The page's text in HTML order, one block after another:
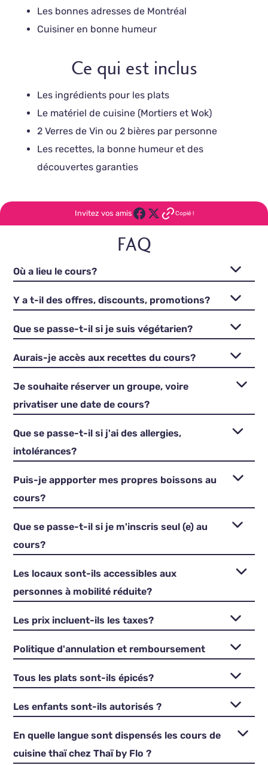
Les bonnes adresses de Montréal
Cuisiner en bonne humeur
Ce qui est inclus
Les ingrédients pour les plats
Le matériel de cuisine (Mortiers et Wok)
2 Verres de Vin ou 2 bières par personne
Les recettes, la bonne humeur et des
découvertes garanties
Invitez vos amis Copié !
FAQ
Où a lieu le cours?
Y a t-il des offres, discounts, promotions?
Que se passe-t-il si je suis végétarien?
Aurais-je accès aux recettes du cours?
Je souhaite réserver un groupe, voire
privatiser une date de cours?
Que se passe-t-il si j'ai des allergies,
intolérances?
Puis-je appporter mes propres boissons au
cours?
Que se passe-t-il si je m'inscris seul (e) au
cours?
Les locaux sont-ils accessibles aux
personnes à mobilité réduite?
Les prix incluent-ils les taxes?
Politique d'annulation et remboursement
Tous les plats sont-ils épicés?
Les enfants sont-ils autorisés ?
En quelle langue sont dispensés les cours de
cuisine thaï chez Thaï by Flo ?